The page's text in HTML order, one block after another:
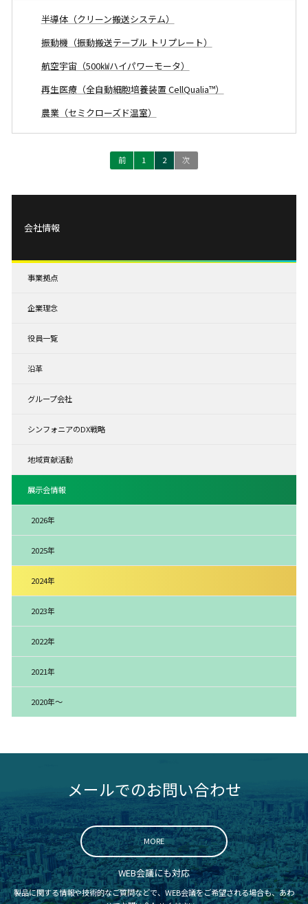
半導体（クリーン搬送システム）
振動機（振動搬送テーブル トリプレート）
航空宇宙（500㎾ハイパワーモータ）
再生医療（全自動細胞培養装置 CellQualia™）
農業（セミクローズド温室）
前 1 2 次
会社情報
事業拠点
企業理念
役員一覧
沿革
グループ会社
シンフォニアのDX戦略
地域貢献活動
展示会情報
2026年
2025年
2024年
2023年
2022年
2021年
2020年～
メールでのお問い合わせ
MORE
WEB会議にも対応
製品に関する情報や技術的なご質問などで、WEB会議をご希望される場合も、あわ